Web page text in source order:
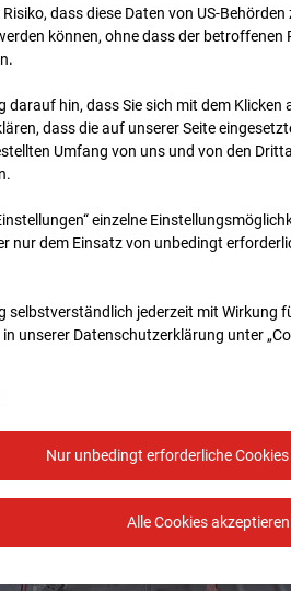
dass diese Daten von US-
können, ohne dass der betroffenen
hin, dass Sie sich mit dem Klicken
dass die auf unserer Seite
Umfang von uns und von den
einzelne
nur dem Einsatz von unbedingt
selbstverständlich jederzeit mit Wirkung
unserer Datenschutzerklärung unter
Nur unbedingt erforderliche
Alle Cookies akzeptieren